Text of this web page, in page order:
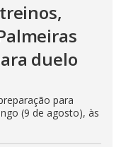
duelo
para
(9 de agosto), às